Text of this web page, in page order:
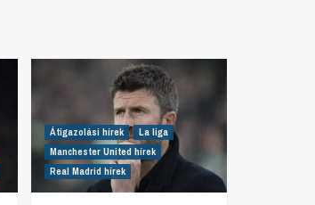
Átigazolási hírek
La liga
Manchester United hírek
Real Madrid hírek